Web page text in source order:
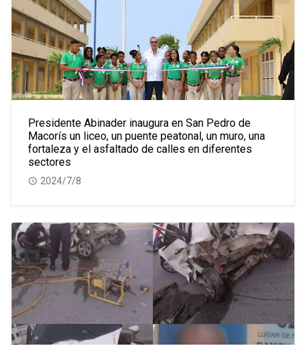
Presidente Abinader inaugura en San Pedro de
Macorís un liceo, un puente peatonal, un muro, una
fortaleza y el asfaltado de calles en diferentes
sectores
2024/7/8